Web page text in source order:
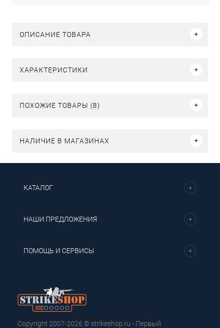
ОПИСАНИЕ ТОВАРА
ХАРАКТЕРИСТИКИ
ПОХОЖИЕ ТОВАРЫ (8)
НАЛИЧИЕ В МАГАЗИНАХ
КАТАЛОГ
НАШИ ПРЕДЛОЖЕНИЯ
ПОМОЩЬ И СЕРВИСЫ
Copyright 2007-2026 © strikeshop.ru - Первый